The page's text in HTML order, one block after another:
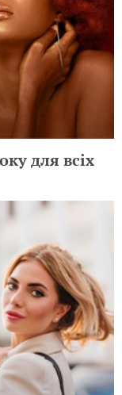
для всіх